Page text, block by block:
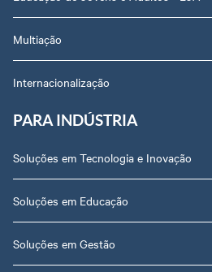
Multiação
Internacionalização
PARA INDÚSTRIA
Soluções em Tecnologia e Inovação
Soluções em Educação
Soluções em Gestão